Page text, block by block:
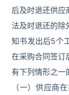
后及时退还供应
法及时退还的除
知书发出后5个
在采购合同签订
有下列情形之一
（一）供应商